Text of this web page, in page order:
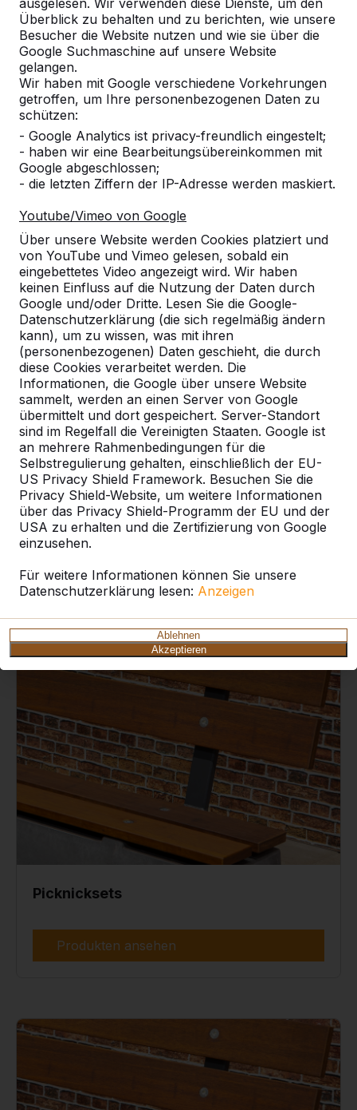
ausgelesen. Wir verwenden diese Dienste, um den
Überblick zu behalten und zu berichten, wie unsere
Besucher die Website nutzen und wie sie über die
Google Suchmaschine auf unsere Website
gelangen.
Wir haben mit Google verschiedene Vorkehrungen
getroffen, um Ihre personenbezogenen Daten zu
schützen:
- Google Analytics ist privacy-freundlich eingestelt;
- haben wir eine Bearbeitungsübereinkommen mit
Google abgeschlossen;
- die letzten Ziffern der IP-Adresse werden maskiert.
Youtube/Vimeo von Google
Über unsere Website werden Cookies platziert und
von YouTube und Vimeo gelesen, sobald ein
eingebettetes Video angezeigt wird. Wir haben
keinen Einfluss auf die Nutzung der Daten durch
Google und/oder Dritte. Lesen Sie die Google-
Datenschutzerklärung (die sich regelmäßig ändern
kann), um zu wissen, was mit ihren
(personenbezogenen) Daten geschieht, die durch
diese Cookies verarbeitet werden. Die
Informationen, die Google über unsere Website
sammelt, werden an einen Server von Google
übermittelt und dort gespeichert. Server-Standort
sind im Regelfall die Vereinigten Staaten. Google ist
an mehrere Rahmenbedingungen für die
Selbstregulierung gehalten, einschließlich der EU-
US Privacy Shield Framework. Besuchen Sie die
Privacy Shield-Website, um weitere Informationen
über das Privacy Shield-Programm der EU und der
USA zu erhalten und die Zertifizierung von Google
einzusehen.
Für weitere Informationen können Sie unsere
Datenschutzerklärung lesen: Anzeigen
Ablehnen
Akzeptieren
Tischkicker
Produkten ansehen
Spieltische
Produkten ansehen
Picknicksets
Produkten ansehen